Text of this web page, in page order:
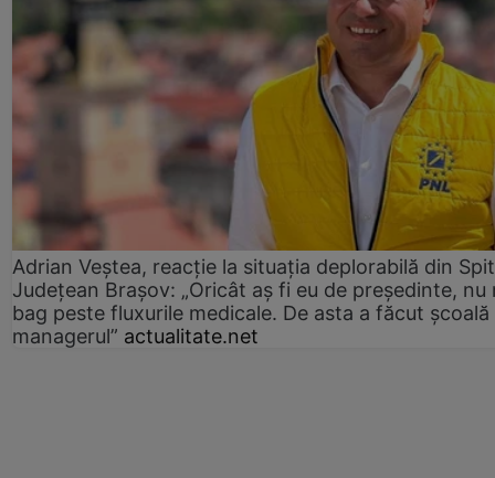
Adrian Veștea, reacție la situația deplorabilă din
Județean Brașov: „Oricât aș fi eu de președinte, nu
bag peste fluxurile medicale. De asta a făcut școală
managerul” actualitate.net